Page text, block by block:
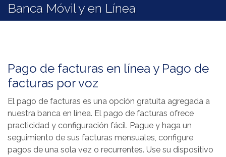
Banca Móvil y en Línea
Pago de facturas en línea y Pago de
facturas por voz
El pago de facturas es una opción gratuita agregada a
nuestra banca en línea. El pago de facturas ofrece
practicidad y configuración fácil. Pague y haga un
seguimiento de sus facturas mensuales, configure
pagos de una sola vez o recurrentes. Use su dispositivo